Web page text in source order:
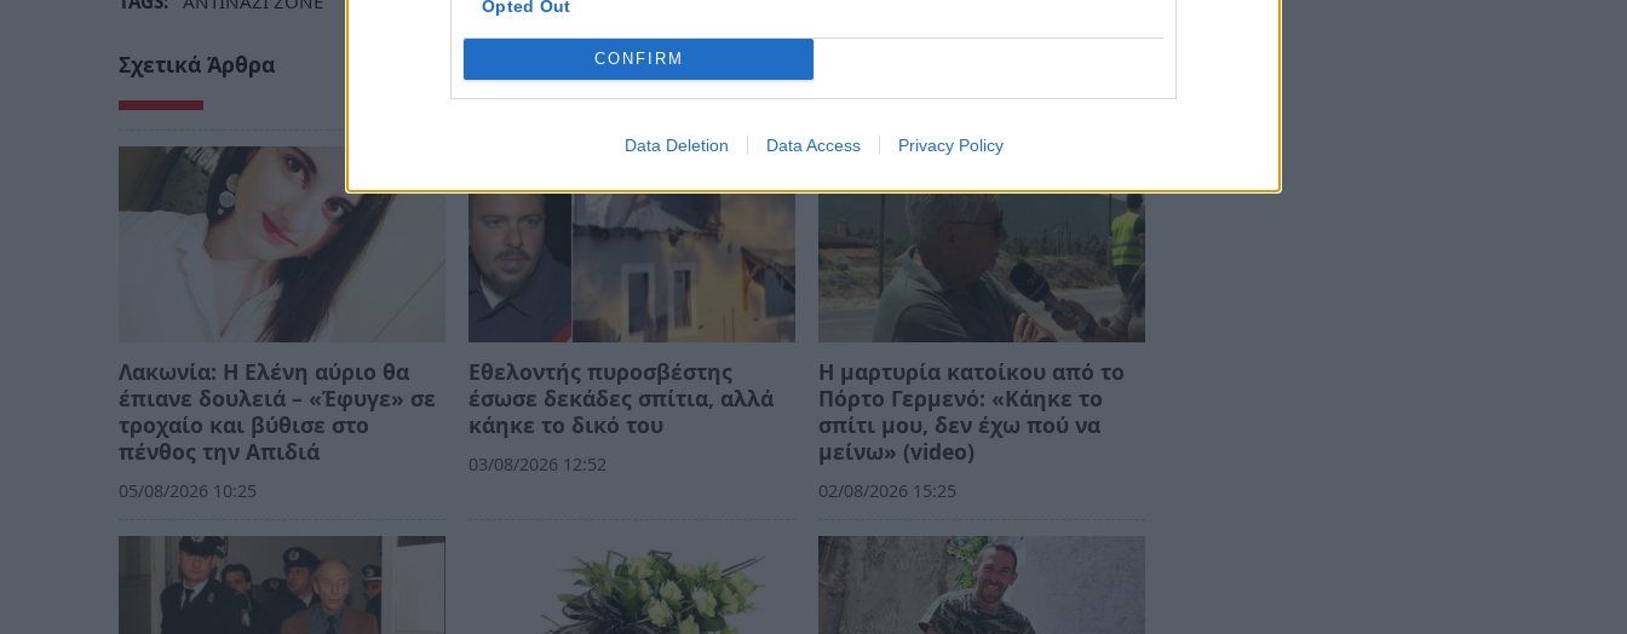
Opted Out
CONFIRM
Data Deletion Data Access Privacy Policy
Σχετικά Άρθρα
Λακωνία: Η Ελένη αύριο θα
έπιανε δουλειά – «Έφυγε» σε
τροχαίο και βύθισε στο
πένθος την Απιδιά
05/08/2026 10:25
Εθελοντής πυροσβέστης
έσωσε δεκάδες σπίτια, αλλά
κάηκε το δικό του
03/08/2026 12:52
Η μαρτυρία κατοίκου από το
Πόρτο Γερμενό: «Κάηκε το
σπίτι μου, δεν έχω πού να
μείνω» (video)
02/08/2026 15:25